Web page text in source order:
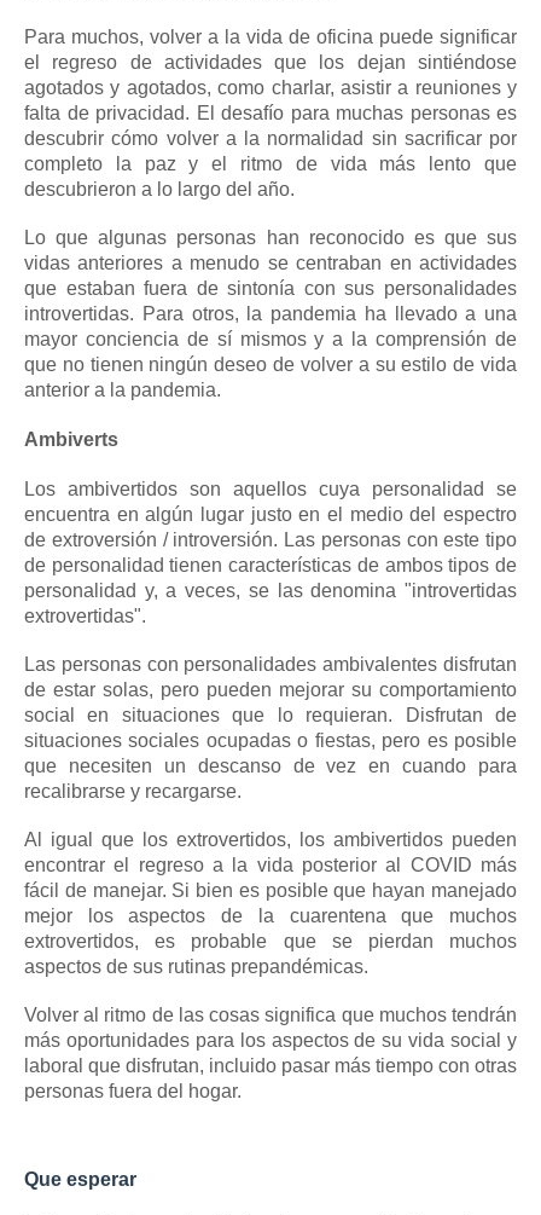
Para muchos, volver a la vida de oficina puede significar
el regreso de actividades que los dejan sintiéndose
agotados y agotados, como charlar, asistir a reuniones y
falta de privacidad. El desafío para muchas personas es
descubrir cómo volver a la normalidad sin sacrificar por
completo la paz y el ritmo de vida más lento que
descubrieron a lo largo del año.
Lo que algunas personas han reconocido es que sus
vidas anteriores a menudo se centraban en actividades
que estaban fuera de sintonía con sus personalidades
introvertidas. Para otros, la pandemia ha llevado a una
mayor conciencia de sí mismosy a la comprensión de
que no tienen ningún deseo de volver a su estilo de vida
anterior a la pandemia.
Ambiverts
Los ambivertidos son aquellos cuya personalidad se
encuentra en algún lugar justo en el medio del espectro
de extroversión / introversión. Las personas con este tipo
de personalidad tienen características de ambos tipos de
personalidad y, a veces, se las denomina "introvertidas
extrovertidas".
Las personas con personalidades ambivalentes disfrutan
de estar solas, pero pueden mejorar su comportamiento
social en situaciones que lo requieran.
Disfrutan de
situaciones sociales ocupadas o fiestas, pero es posible
que necesiten un descanso de vez en cuando para
recalibrarse y recargarse.
Al igual que los extrovertidos, los ambivertidos pueden
encontrar el regreso a la vida posterior al COVID más
fácil de manejar. Si bien es posible que hayan manejado
mejor los aspectos de la cuarentena que muchos
extrovertidos, es probable que se pierdan muchos
aspectos de sus rutinas prepandémicas.
Volver al ritmo de las cosas significa que muchos tendrán
más oportunidades para los aspectos de su vida social y
laboral que disfrutan, incluido pasar más tiempo con otras
personas fuera del hogar.
Que esperar